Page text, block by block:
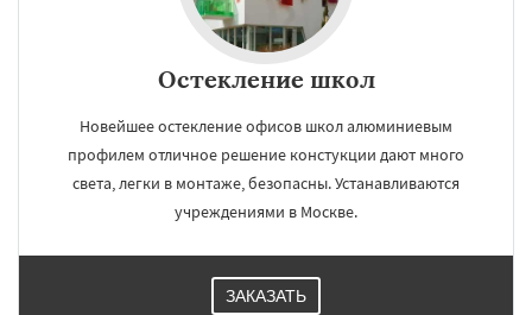
Остекление школ
Новейшее остекление офисов школ алюминиевым
профилем отличное решение констукции дают много
света, легки в монтаже, безопасны. Устанавливаются
учреждениями в Москве.
ЗАКАЗАТЬ